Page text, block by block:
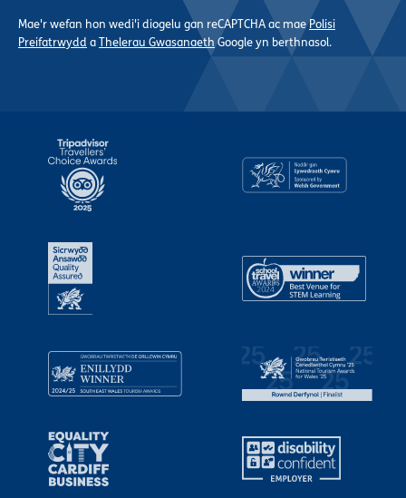
Mae'r wefan hon wedi'i diogelu gan reCAPTCHA ac maePolisi
Preifatrwydd aThelerau GwasanaethGoogle yn berthnasol.